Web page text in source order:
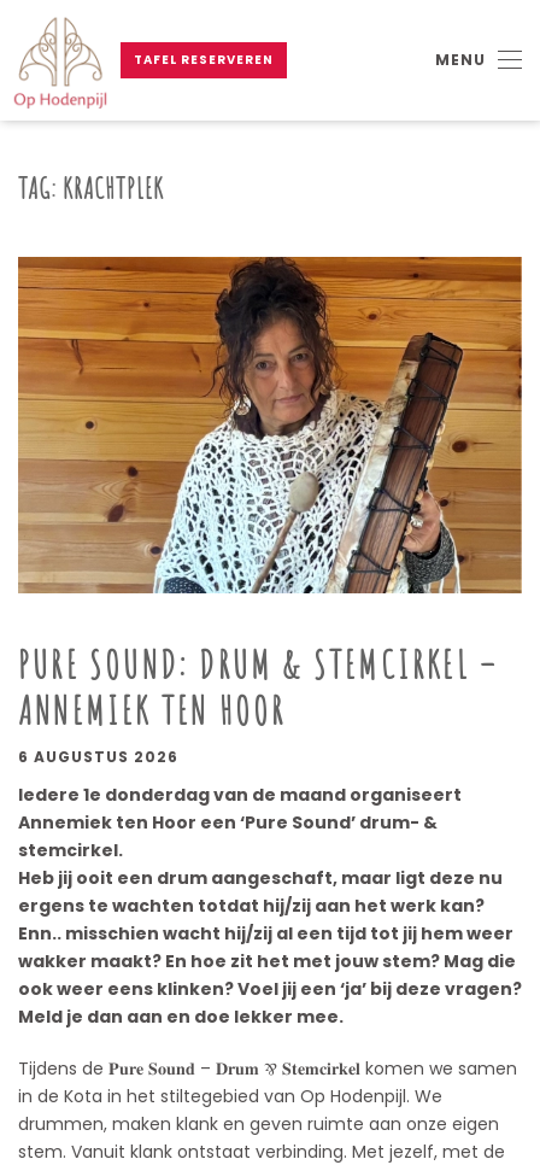
Skip to main content
TAFEL RESERVEREN MENU
TAG: KRACHTPLEK
PURE SOUND: DRUM & STEMCIRKEL –
ANNEMIEK TEN HOOR
6 AUGUSTUS 2026
Iedere 1e donderdag van de maand organiseert
Annemiek ten Hoor een ‘Pure Sound’ drum- &
stemcirkel.
Heb jij ooit een drum aangeschaft, maar ligt deze nu
ergens te wachten totdat hij/zij aan het werk kan?
Enn.. misschien wacht hij/zij al een tijd tot jij hem weer
wakker maakt? En hoe zit het met jouw stem? Mag die
ook weer eens klinken? Voel jij een ‘ja’ bij deze vragen?
Meld je dan aan en doe lekker mee.
Tijdens de 𝐏𝐮𝐫𝐞 𝐒𝐨𝐮𝐧𝐝 – 𝐃𝐫𝐮𝐦 ⅋ 𝐒𝐭𝐞𝐦𝐜𝐢𝐫𝐤𝐞𝐥 komen we samen
in de Kota in het stiltegebied van Op Hodenpijl. We
drummen, maken klank en geven ruimte aan onze eigen
stem. Vanuit klank ontstaat verbinding. Met jezelf, met de